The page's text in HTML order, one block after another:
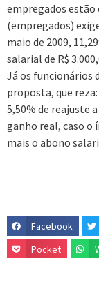
empregados
(empregados)
maio de 2009,
salarial de R$
Já os funcionários
proposta, que
5,50% de reajuste
ganho real, caso o
mais o abono
Facebook
Pocket